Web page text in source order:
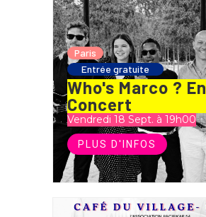
Paris
Entrée gratuite
Who's Marco ? En
Concert
Vendredi 18 Sept. à 19h00
PLUS D'INFOS